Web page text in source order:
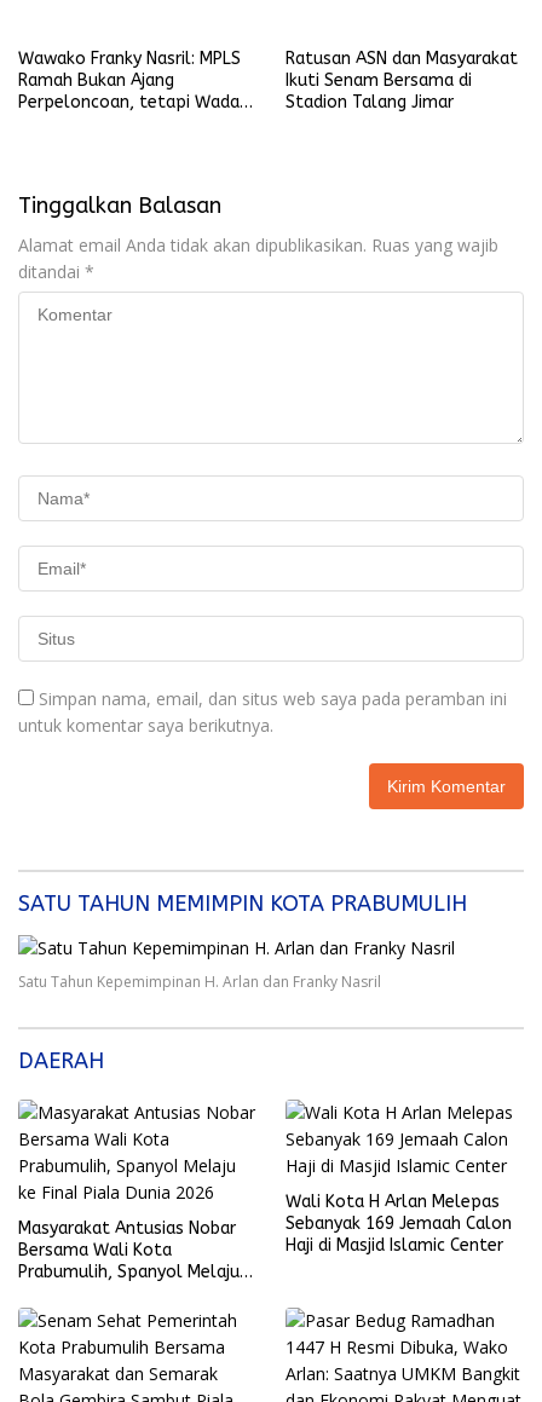
Wawako Franky Nasril: MPLS
Ramah Bukan Ajang
Perpeloncoan, tetapi Wadah
Ratusan ASN dan Masyarakat
Ikuti Senam Bersama di
Stadion Talang Jimar
Tinggalkan Balasan
Alamat email Anda tidak akan dipublikasikan. Ruas yang wajib
ditandai *
Simpan nama, email, dan situs web saya pada peramban ini
untuk komentar saya berikutnya.
SATU TAHUN MEMIMPIN KOTA PRABUMULIH
Satu Tahun Kepemimpinan H. Arlan dan Franky Nasril
DAERAH
Masyarakat Antusias Nobar
Bersama Wali Kota
Prabumulih, Spanyol Melaju
Wali Kota H Arlan Melepas
Sebanyak 169 Jemaah Calon
Haji di Masjid Islamic Center